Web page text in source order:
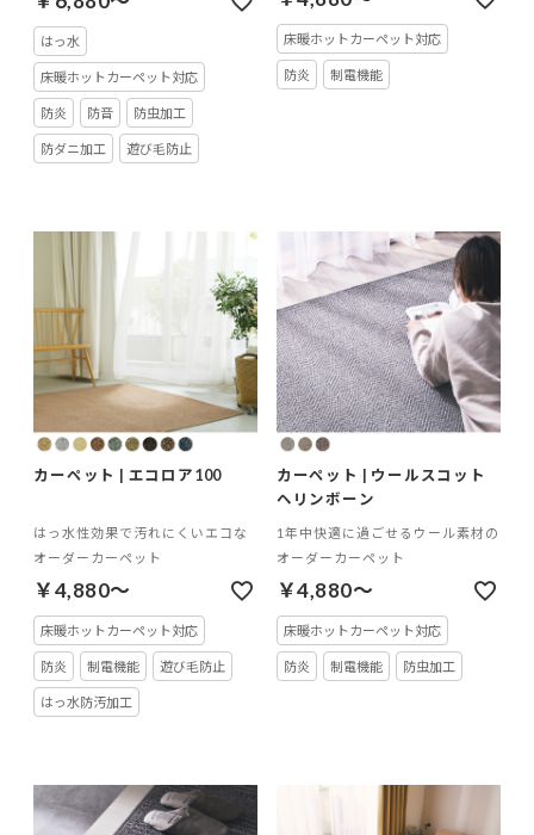
はっ水
床暖ホットカーペット対応
防炎 防音 防虫加工
防ダニ加工 遊び毛防止
床暖ホットカーペット対応
防炎 制電機能
カーペット | エコロア100
はっ水性効果で汚れにくいエコな
オーダーカーペット
￥4,880～
床暖ホットカーペット対応
防炎 制電機能 遊び毛防止
はっ水防汚加工
カーペット | ウールスコット
ヘリンボーン
1年中快適に過ごせるウール素材の
オーダーカーペット
￥4,880～
床暖ホットカーペット対応
防炎 制電機能 防虫加工